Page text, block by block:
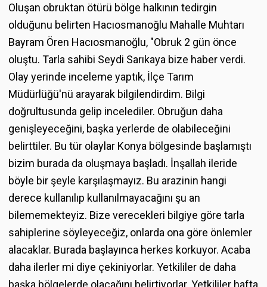
Oluşan obruktan ötürü bölge halkının tedirgin
olduğunu belirten Hacıosmanoğlu Mahalle Muhtarı
Bayram Ören Hacıosmanoğlu, "Obruk 2 gün önce
oluştu. Tarla sahibi Seydi Sarıkaya bize haber verdi.
Olay yerinde inceleme yaptık, İlçe Tarım
Müdürlüğü'nü arayarak bilgilendirdim. Bilgi
doğrultusunda gelip incelediler. Obruğun daha
genişleyeceğini, başka yerlerde de olabileceğini
belirttiler. Bu tür olaylar Konya bölgesinde başlamıştı
bizim burada da oluşmaya başladı. İnşallah ileride
böyle bir şeyle karşılaşmayız. Bu arazinin hangi
derece kullanılıp kullanılmayacağını şu an
bilememekteyiz. Bize verecekleri bilgiye göre tarla
sahiplerine söyleyeceğiz, onlarda ona göre önlemler
alacaklar. Burada başlayınca herkes korkuyor. Acaba
daha ilerler mi diye çekiniyorlar. Yetkililer de daha
başka bölgelerde olacağını belirtiyorlar. Yetkililer hafta